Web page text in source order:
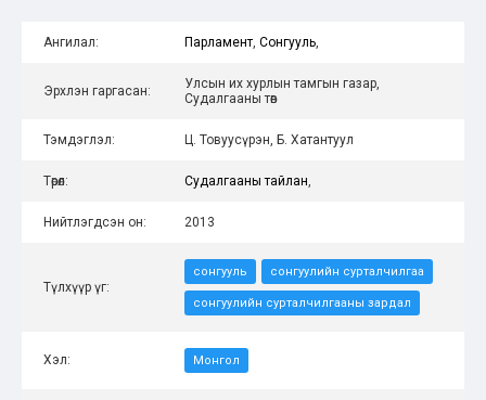
Ангилал: Парламент Сонгууль
Эрхлэн гаргасан:
Улсын их хурлын тамгын газар,
Судалгааны төв
Тэмдэглэл: Ц. Товуусүрэн, Б. Хатантуул
Төрөл: Судалгааны тайлан
Нийтлэгдсэн он: 2013
Түлхүүр үг:
сонгууль сонгуулийн сурталчилгаа
сонгуулийн сурталчилгааны зардал
Хэл: Монгол